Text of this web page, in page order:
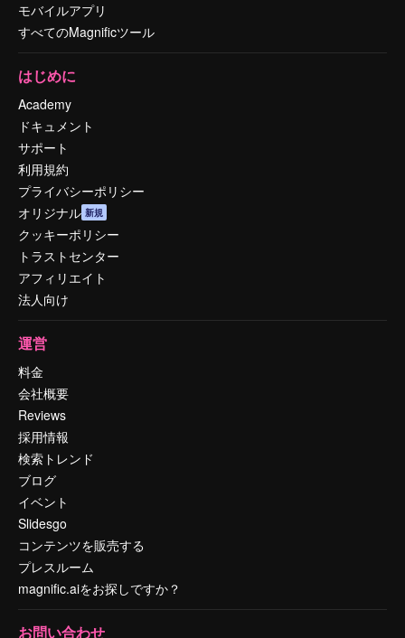
モバイルアプリ
すべてのMagnificツール
はじめに
Academy
ドキュメント
サポート
利用規約
プライバシーポリシー
オリジナル 新規
クッキーポリシー
トラストセンター
アフィリエイト
法人向け
運営
料金
会社概要
Reviews
採用情報
検索トレンド
ブログ
イベント
Slidesgo
コンテンツを販売する
プレスルーム
magnific.aiをお探しですか？
お問い合わせ